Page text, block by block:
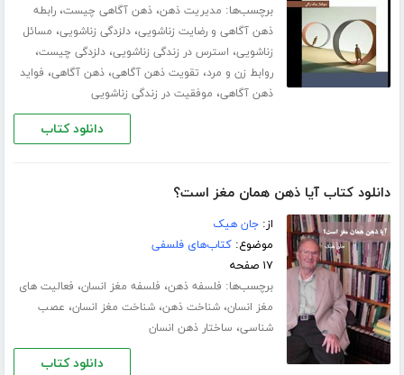
برچسب‌ها: مدیریت ذهن،ذهن آگاهی چیست،رابطه
ذهن آگاهی و رضایت زناشویی،دلزدگی زناشویی، مسائل
زناشویی، استرس در زندگی زناشویی،دلزدگی چیست،
روابط زن و مرد، تقویت ذهن آگاهی،ذهن آگاهی، فواید
ذهن آگاهی، موفقیت در زندگی زناشویی
دانلود کتاب
دانلود کتاب آیا ذهن همان مغز است؟
از:جان هیک
موضوع:کتاب‌های فلسفی
۱۷ صفحه
برچسب‌ها: فلسفه ذهن، فلسفه مغز انسان، فعالیت های
مغز انسان،شناخت ذهن،شناخت مغز انسان، عصب
شناسی، ساختار ذهن انسان
دانلود کتاب